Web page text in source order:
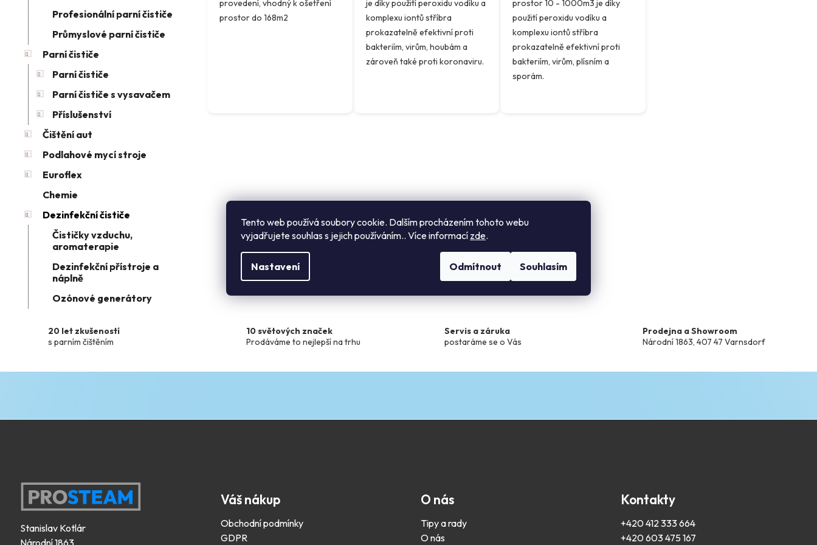
Tento web používá soubory cookie. Dalším procházením tohoto webu
vyjadřujete souhlas s jejich používáním.. Více informací zde.
Nastavení Odmítnout Souhlasím
e
Profesionální parní čističe
Průmyslové parní čističe
Parní čističe
Parní čističe
Parní čističe s vysavačem
Příslušenství
Čištění aut
Podlahové mycí stroje
Euroflex
Chemie
Dezinfekční čističe
Čističky vzduchu,
aromaterapie
Dezinfekční přístroje a
náplně
Ozónové generátory
provedení, vhodný k ošetření
prostor do 168m2
je díky použití peroxidu vodíku a
komplexu iontů stříbra
prokazatelně efektivní proti
bakteriím, virům, houbám a
zároveň také proti koronaviru.
5
hvězdiček.
prostor 10 - 1000m3 je díky
použití peroxidu vodíku a
komplexu iontů stříbra
prokazatelně efektivní proti
bakteriím, virům, plísním a
sporám.
a
í
r
v
k
y
v
p
i
u
20 let zkušeností
s parním čištěním
10 světových značek
Prodáváme to nejlepší na trhu
Servis a záruka
postaráme se o Vás
Prodejna a Showroom
Národní 1863, 407 47 Varnsdorf
Stanislav Kotlár
Váš nákup
Obchodní podmínky
GDPR
O nás
Tipy a rady
O nás
Kontakty
+420 412 333 664
+420 603 475 167